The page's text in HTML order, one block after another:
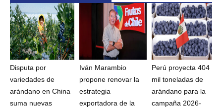
Disputa por
variedades de
arándano en China
suma nuevas
Iván Marambio
propone renovar la
estrategia
exportadora de la
Perú proyecta 404
mil toneladas de
arándano para la
campaña 2026-